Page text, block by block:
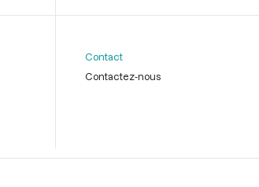
Contact
Contactez-nous